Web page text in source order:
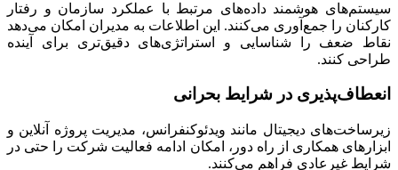
سیستم‌های هوشمند داده‌های مرتبط با عملکرد سازمان و رفتار
کارکنان را جمع‌آوری می‌کنند. این اطلاعات به مدیران امکان می‌دهد
نقاط ضعف را شناسایی و استراتژی‌های دقیق‌تری برای آینده
طراحی کنند.
انعطاف‌پذیری در شرایط بحرانی
زیرساخت‌های دیجیتال مانند ویدئوکنفرانس، مدیریت پروژه آنلاین و
ابزارهای همکاری از راه دور، امکان ادامه فعالیت شرکت را حتی در
شرایط غیرعادی فراهم می‌کنند.